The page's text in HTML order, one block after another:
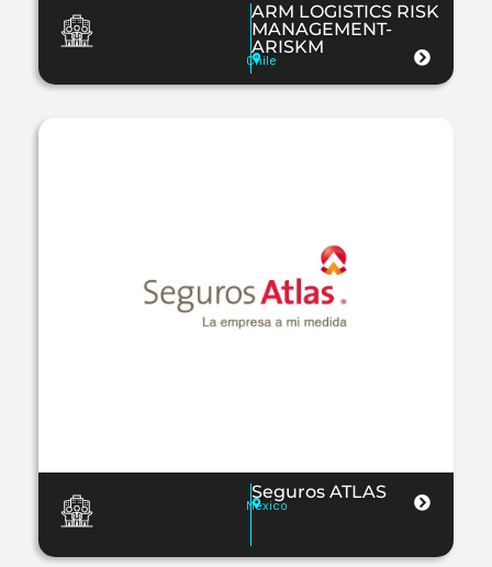
ARM LOGISTICS RISK
MANAGEMENT-
ARISKM
Chile
Seguros ATLAS
Mexico